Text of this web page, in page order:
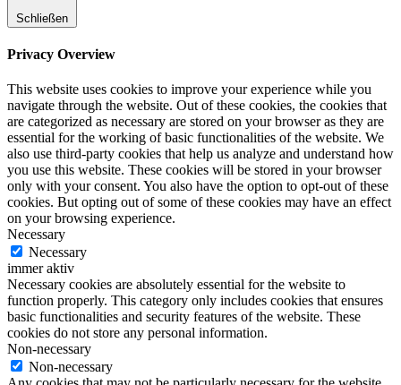
Schließen
Privacy Overview
This website uses cookies to improve your experience while you
navigate through the website. Out of these cookies, the cookies that
are categorized as necessary are stored on your browser as they are
essential for the working of basic functionalities of the website. We
also use third-party cookies that help us analyze and understand how
you use this website. These cookies will be stored in your browser
only with your consent. You also have the option to opt-out of these
cookies. But opting out of some of these cookies may have an effect
on your browsing experience.
Necessary
Necessary
immer aktiv
Necessary cookies are absolutely essential for the website to
function properly. This category only includes cookies that ensures
basic functionalities and security features of the website. These
cookies do not store any personal information.
Non-necessary
Non-necessary